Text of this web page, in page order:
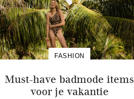
FASHION
Must-have badmode items
voor je vakantie